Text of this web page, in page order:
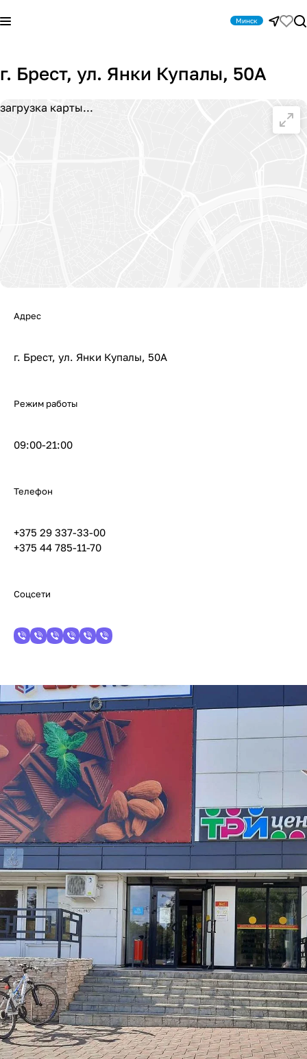
Минск
г. Брест, ул. Янки Купалы, 50А
загрузка карты...
Адрес
г. Брест, ул. Янки Купалы, 50А
Режим работы
09:00-21:00
Телефон
+375 29 337-33-00
+375 44 785-11-70
Соцсети